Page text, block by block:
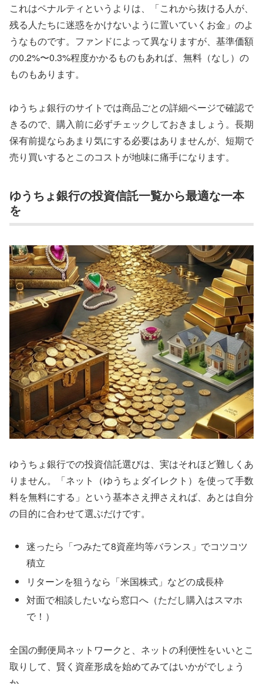
これはペナルティというよりは、「これから抜ける人が、
残る人たちに迷惑をかけないように置いていくお金」のよ
うなものです。ファンドによって異なりますが、基準価額
の0.2%〜0.3%程度かかるものもあれば、無料（なし）の
ものもあります。
ゆうちょ銀行のサイトでは商品ごとの詳細ページで確認で
きるので、購入前に必ずチェックしておきましょう。長期
保有前提ならあまり気にする必要はありませんが、短期で
売り買いするとこのコストが地味に痛手になります。
ゆうちょ銀行の投資信託一覧から最適な一本
を
ゆうちょ銀行での投資信託選びは、実はそれほど難しくあ
りません。「ネット（ゆうちょダイレクト）を使って手数
料を無料にする」という基本さえ押さえれば、あとは自分
の目的に合わせて選ぶだけです。
迷ったら「つみたて8資産均等バランス」でコツコツ
積立
リターンを狙うなら「米国株式」などの成長枠
対面で相談したいなら窓口へ（ただし購入はスマホ
で！）
全国の郵便局ネットワークと、ネットの利便性をいいとこ
取りして、賢く資産形成を始めてみてはいかがでしょう